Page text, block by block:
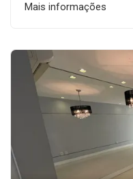
Mais informações